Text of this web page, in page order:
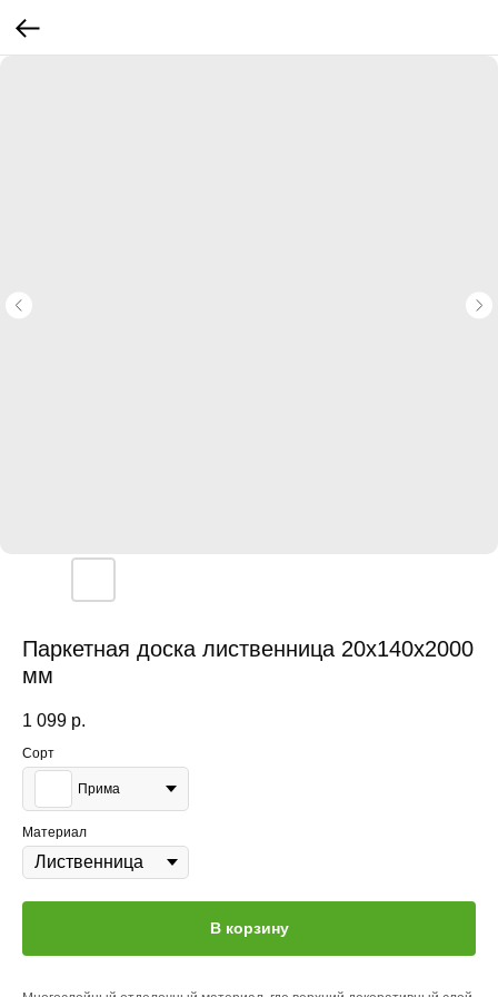
Паркетная доска лиственница 20x140x2000
мм
1 099 р.
Сорт
Прима
Материал
В корзину